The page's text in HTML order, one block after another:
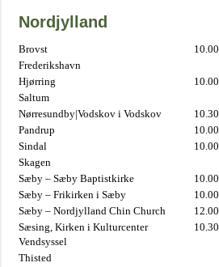
Nordjylland
Brovst 10.00
Frederikshavn
Hjørring
10.00
Saltum
Nørresundby|Vodskov i Vodskov
10.30
Pandrup
10.00
Sindal
10.00
Skagen
Sæby – Sæby Baptistkirke
10.00
Sæby – Frikirken i Sæby
10.00
Sæby – Nordjylland Chin Church
12.00
Sæsing, Kirken i Kulturcenter
Vendsyssel
10.30
Thisted